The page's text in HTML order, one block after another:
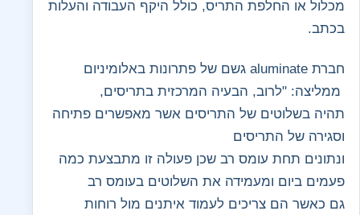
מכלול או החלפת התריס, כולל היקף העבודה והעלות
בכתב.
חברת aluminate גשם של פתרונות באלומיניום
ממליצה: "לרוב, הבעיה המרכזית בתריסים,
תהיה בשלוטים של התריסים אשר מאפשרים פתיחה
וסגירה של התריסים
ונתונים תחת עומס רב שכן פעולה זו מתבצעת כמה
פעמים ביום ומעמידה את השלוטים בעומס רב
גם כאשר הם צריכים לעמוד איתנים מול רוחות